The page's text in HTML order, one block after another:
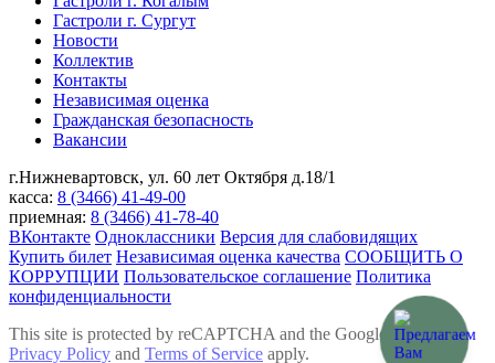
Гастроли г. Сургут
Новости
Коллектив
Контакты
Независимая оценка
Гражданская безопасность
Вакансии
г.Нижневартовск, ул. 60 лет Октября д.18/1
касса: 8 (3466) 41-49-00
приемная: 8 (3466) 41-78-40
ВКонтакте Одноклассники Версия для слабовидящих
Купить билет Независимая оценка качества СООБЩИТЬ О
КОРРУПЦИИ Пользовательское соглашение Политика
конфиденциальности
This site is protected by reCAPTCHA and the Google
Privacy Policy and Terms of Service apply.